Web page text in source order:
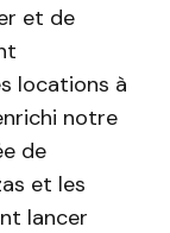
et de
locations à
notre
de
et les
lancer